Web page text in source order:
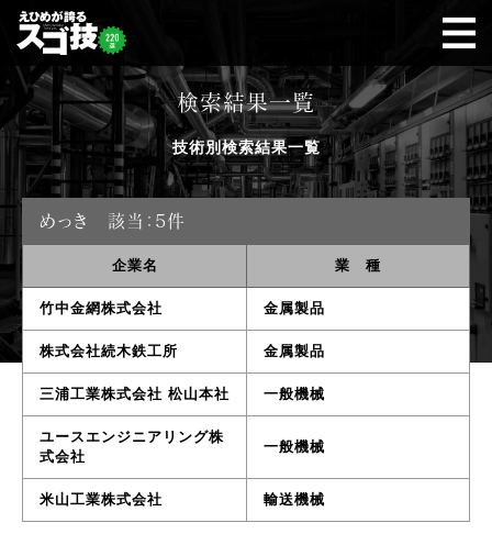
検索結果一覧
技術別検索結果一覧
めっき 該当：5件
企業名 業 種
竹中金網株式会社 金属製品
株式会社続木鉄工所 金属製品
三浦工業株式会社 松山本社 一般機械
ユースエンジニアリング株
式会社
一般機械
米山工業株式会社 輸送機械